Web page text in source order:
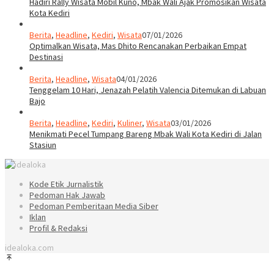
Kota Kediri
Berita, Headline, Kediri, Wisata07/01/2026
Optimalkan Wisata, Mas Dhito Rencanakan Perbaikan Empat
Destinasi
Berita, Headline, Wisata04/01/2026
Tenggelam 10 Hari, Jenazah Pelatih Valencia Ditemukan di Labuan
Bajo
Berita, Headline, Kediri, Kuliner, Wisata03/01/2026
Menikmati Pecel Tumpang Bareng Mbak Wali Kota Kediri di Jalan
Stasiun
Kode Etik Jurnalistik
Pedoman Hak Jawab
Pedoman Pemberitaan Media Siber
Iklan
Profil & Redaksi
idealoka.com